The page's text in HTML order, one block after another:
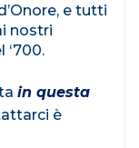
e tutti
nostri
‘700.
in questa
è